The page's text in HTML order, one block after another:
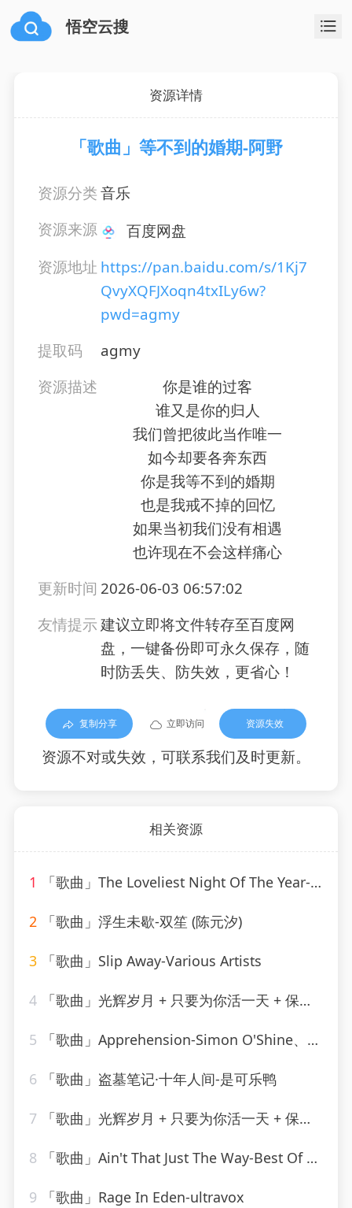
悟空云搜
资源详情
「歌曲」等不到的婚期-阿野
资源分类音乐
资源来源
百度网盘
资源地址 https://pan.baidu.com/s/1Kj7
QvyXQFJXoqn4txILy6w?
pwd=agmy
提取码
agmy
资源描述
你是谁的过客
谁又是你的归人
我们曾把彼此当作唯一
如今却要各奔东西
你是我等不到的婚期
也是我戒不掉的回忆
如果当初我们没有相遇
也许现在不会这样痛心
更新时间 2026-06-03 06:57:02
友情提示建议立即将文件转存至百度网
盘，一键备份即可永久保存，随
时防丢失、防失效，更省心！
复制分享 立即访问 资源失效
资源不对或失效，可联系我们及时更新。
相关资源
1 「歌曲」The Loveliest Night Of The Year-Linda Scott
2 「歌曲」浮生未歇-双笙 (陈元汐)
3 「歌曲」Slip Away-Various Artists
4 「歌曲」光辉岁月 + 只要为你活一天 + 保重-谢霆锋、朱一龙
5 「歌曲」Apprehension-Simon O'Shine、Sergey Nevone
6 「歌曲」盗墓笔记·十年人间-是可乐鸭
7 「歌曲」光辉岁月 + 只要为你活一天 + 保重-谢霆锋、朱一龙
8 「歌曲」Ain't That Just The Way-Best Of Hits (最佳点击率)
9 「歌曲」Rage In Eden-ultravox